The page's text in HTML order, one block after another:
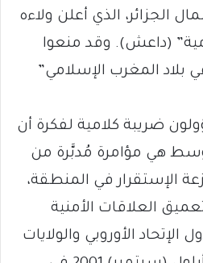
الجزائر، الذي أعلن ولاءه
(داعش). وقد منعوا
بلاد المغرب الإسلامي”
ضريبة كلامية لفكرة أن
هي مؤامرة مُدبَّرة من
الإستقرار في المنطقة،
العلاقات الأمنية
الإتحاد الأوروبي والولايات